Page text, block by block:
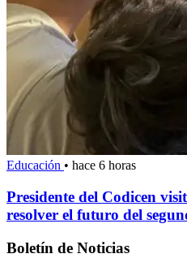
Educación • hace 6 horas
Presidente del Codicen
resolver el futuro del
Boletín de Noticias